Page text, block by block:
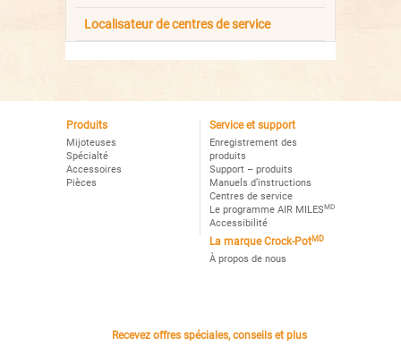
Localisateur de centres de service
Produits
Mijoteuses
Spécialté
Accessoires
Pièces
Service et support
Enregistrement des
produits
Support – produits
Manuels d’instructions
Centres de service
Le programme AIR MILESMD
Accessibilité
La marque Crock-PotMD
À propos de nous
Recevez offres spéciales, conseils et plus